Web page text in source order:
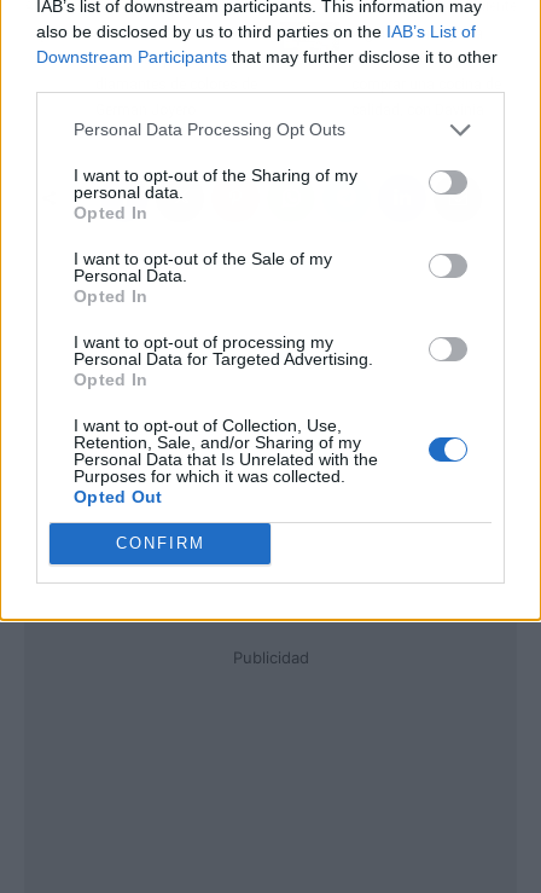
IAB’s list of downstream participants. This information may
also be disclosed by us to third parties on the IAB’s List of
Downstream Participants that may further disclose it to other
Personal Data Processing Opt Outs
I want to opt-out of the Sharing of my
personal data.
Opted In
I want to opt-out of the Sale of my
Personal Data.
Opted In
I want to opt-out of processing my
Personal Data for Targeted Advertising.
Opted In
I want to opt-out of Collection, Use,
Retention, Sale, and/or Sharing of my
Personal Data that Is Unrelated with the
Purposes for which it was collected.
Opted Out
CONFIRM
Artículo anterior
La nueva tendencia de
anillos de pedida con
Artículo siguiente
Algunos consejos a
tener en cuenta para
Publicidad